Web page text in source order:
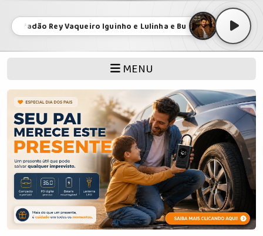
Safadão Rey Vaqueiro Iguinho e Lulinha e Buscapé Arreio de
MENU